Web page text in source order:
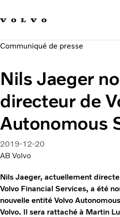
Sustainable
News & Media
Suppliers
About us
Communiqué de presse
Nils Jaeger
directeur de
Autonomous
2019-12-20
AB Volvo
Nils Jaeger, actuellement
Volvo Financial Services, a été
nouvelle entité Volvo
Volvo. Il sera rattaché à Martin